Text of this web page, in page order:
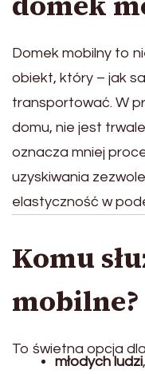
Domek mobilny to
obiekt, który – jak
transportować. W
domu, nie jest
oznacza mniej
uzyskiwania
elastyczność w
Komu
mobilne?
To świetna opcja
młodych ludzi